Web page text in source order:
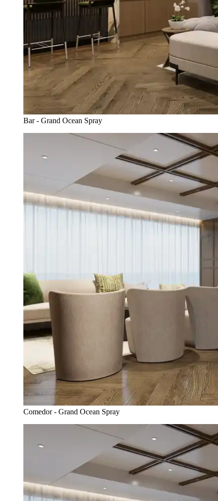
Bar - Grand Ocean Spray
Comedor - Grand Ocean Spray